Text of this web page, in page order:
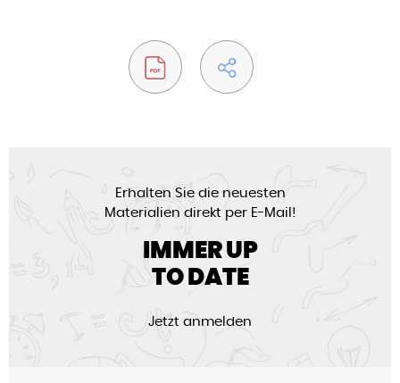
Erhalten Sie die neuesten
Materialien direkt per E-Mail!
IMMER UP
TO DATE
Jetzt anmelden